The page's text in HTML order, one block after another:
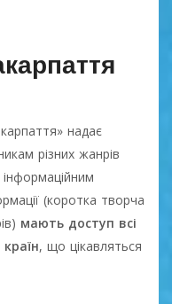
надає
різних жанрів
(коротка творча
мають доступ всі
, що цікавляться